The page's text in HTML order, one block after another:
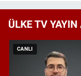
ÜLKE TV YAYIN
CANLI